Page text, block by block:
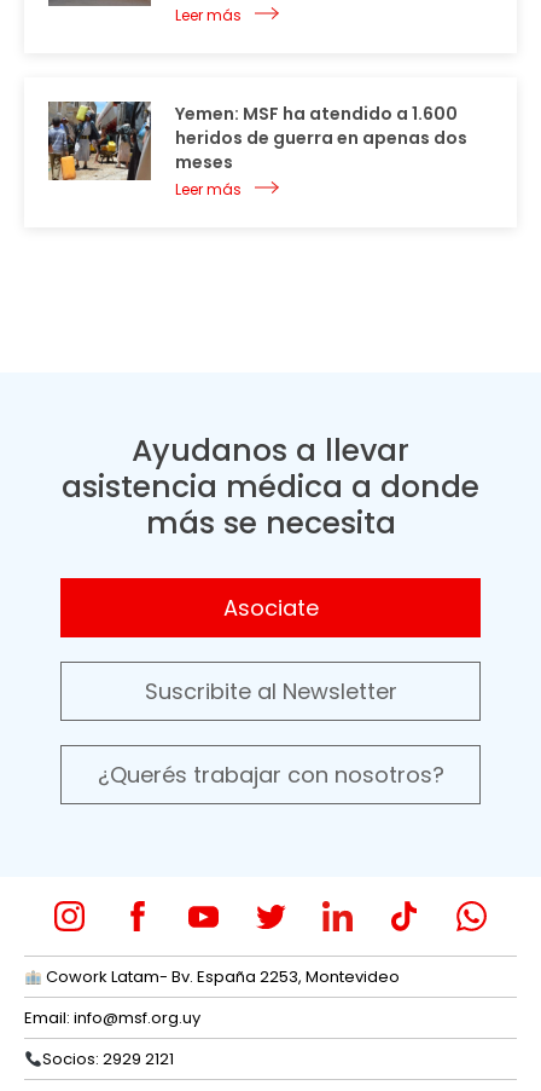
Leer más
Yemen: MSF ha atendido a 1.600
heridos de guerra en apenas dos
meses
Leer más
Ayudanos a llevar
asistencia médica a donde
más se necesita
Asociate
Suscribite al Newsletter
¿Querés trabajar con nosotros?
Cowork Latam- Bv. España 2253, Montevideo
Email: info@msf.org.uy
Socios: 2929 2121